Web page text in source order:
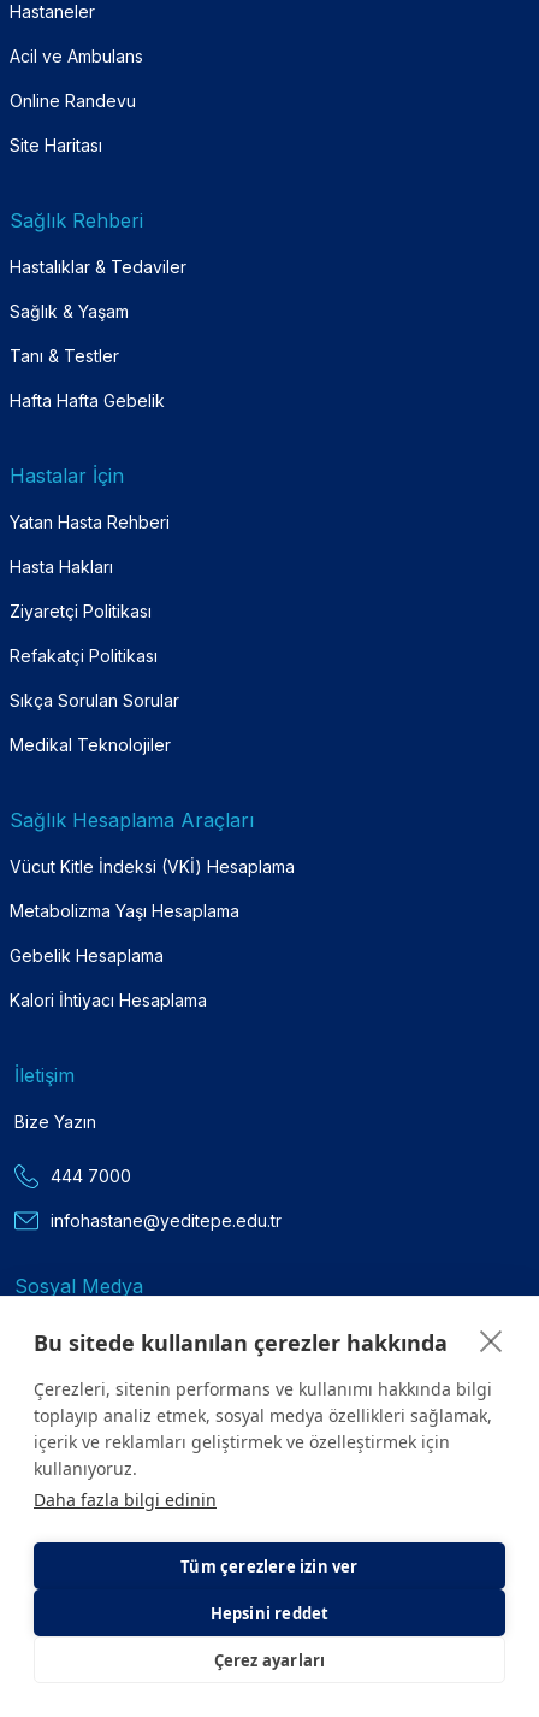
E-Randevu
Hastaneler
Acil ve Ambulans
Online Randevu
Site Haritası
Sağlık Rehberi
Hastalıklar & Tedaviler
Sağlık & Yaşam
Tanı & Testler
Hafta Hafta Gebelik
Hastalar İçin
Yatan Hasta Rehberi
Hasta Hakları
Ziyaretçi Politikası
Refakatçi Politikası
Sıkça Sorulan Sorular
Medikal Teknolojiler
Sağlık Hesaplama Araçları
Vücut Kitle İndeksi (VKİ) Hesaplama
Metabolizma Yaşı Hesaplama
Gebelik Hesaplama
Kalori İhtiyacı Hesaplama
İletişim
Bize Yazın
444 7000
infohastane@yeditepe.edu.tr
Sosyal Medya
Facebook
Youtube
Instagram
Bu sitede kullanılan çerezler hakkında
Çerezleri, sitenin performans ve kullanımı hakkında bilgi
toplayıp analiz etmek, sosyal medya özellikleri sağlamak,
içerik ve reklamları geliştirmek ve özelleştirmek için
kullanıyoruz.
Daha fazla bilgi edinin
Tüm çerezlere izin ver
Hepsini reddet
Çerez ayarları